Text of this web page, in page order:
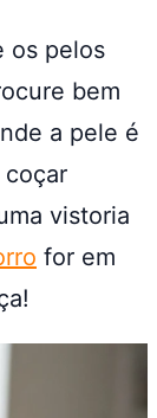
os pelos
bem
a pele é
coçar
vistoria
for em